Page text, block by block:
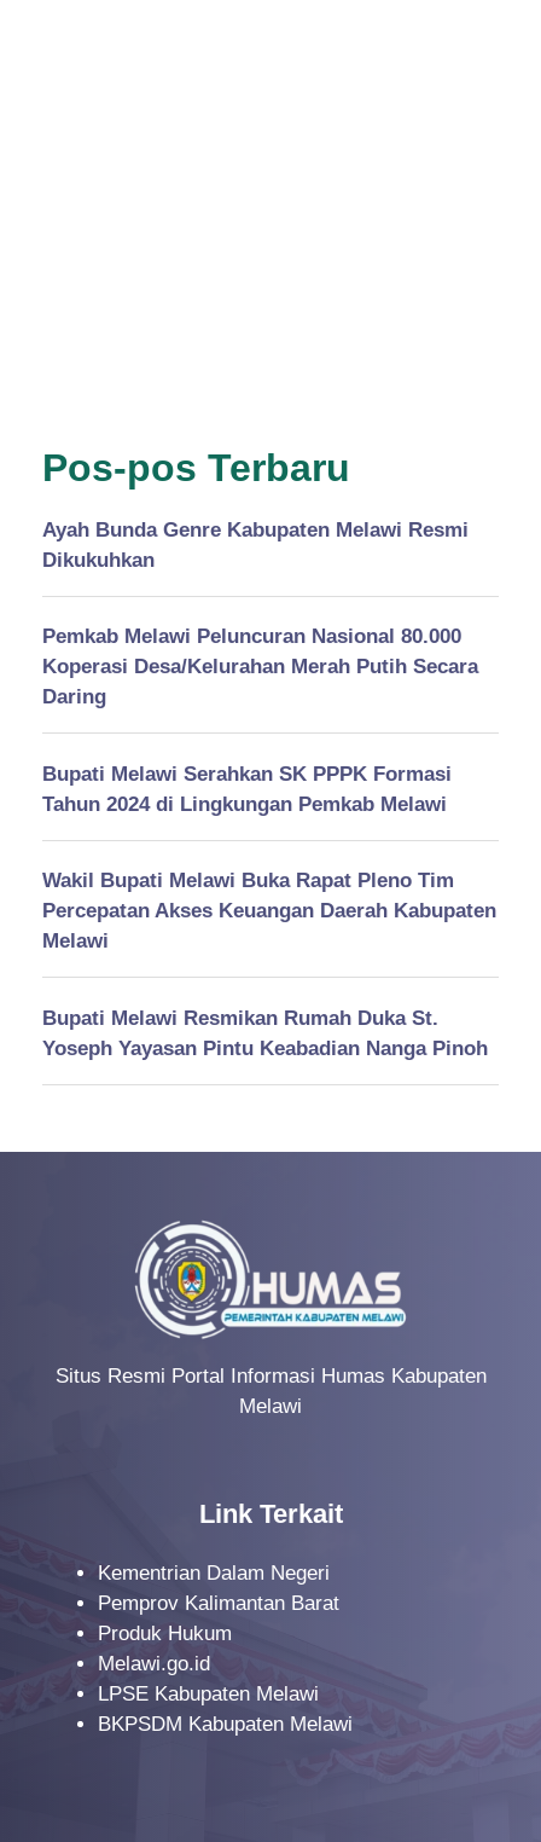
Pos-pos Terbaru
Ayah Bunda Genre Kabupaten Melawi Resmi
Dikukuhkan
Pemkab Melawi Peluncuran Nasional 80.000
Koperasi Desa/Kelurahan Merah Putih Secara
Daring
Bupati Melawi Serahkan SK PPPK Formasi
Tahun 2024 di Lingkungan Pemkab Melawi
Wakil Bupati Melawi Buka Rapat Pleno Tim
Percepatan Akses Keuangan Daerah Kabupaten
Melawi
Bupati Melawi Resmikan Rumah Duka St.
Yoseph Yayasan Pintu Keabadian Nanga Pinoh
Situs Resmi Portal Informasi Humas Kabupaten
Melawi
Link Terkait
Kementrian Dalam Negeri
Pemprov Kalimantan Barat
Produk Hukum
Melawi.go.id
LPSE Kabupaten Melawi
BKPSDM Kabupaten Melawi